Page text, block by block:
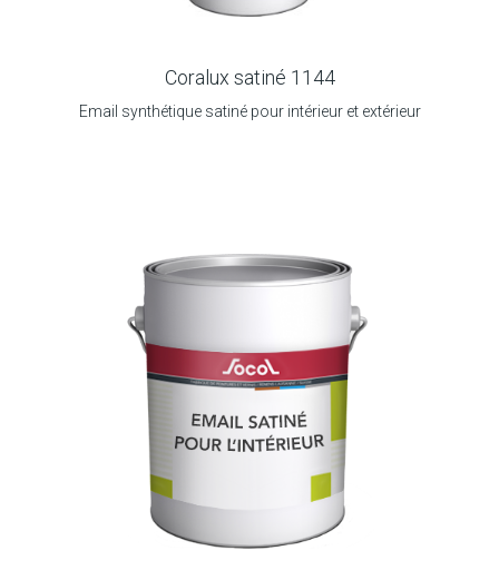
Coralux satiné 1144
Email synthétique satiné pour intérieur et extérieur